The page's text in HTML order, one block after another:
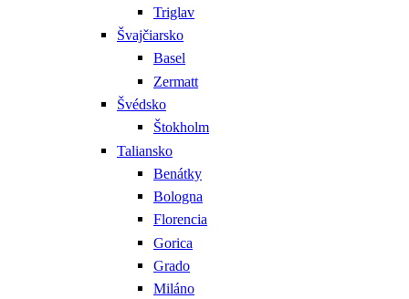
Triglav
Švajčiarsko
Basel
Zermatt
Švédsko
Štokholm
Taliansko
Benátky
Bologna
Florencia
Gorica
Grado
Miláno